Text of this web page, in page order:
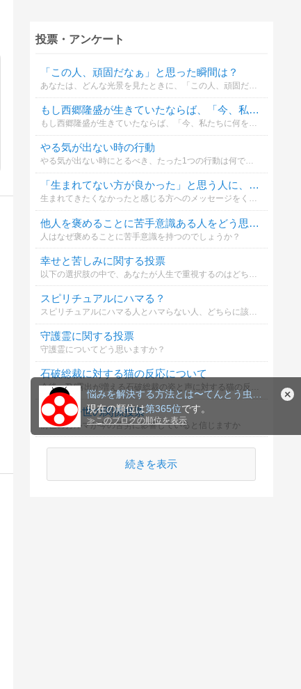
悩みを解決する方法とは〜てんとう虫のささやき〜
現在の順位は第365位です。
≫ このブログの順位を表示
投票・アンケート
「この人、頑固だなぁ」と思った瞬間は？
あなたは、どんな光景を見たときに、「この人、頑固だなぁ」と思いますか？
もし西郷隆盛が生きていたならば、「今、私たちに何を伝えたいこと」は何だと思いますか？
もし西郷隆盛が生きていたならば、「今、私たちに何を伝えたいこと」は何だと思いますか？投票してください。
やる気が出ない時の行動
やる気が出ない時にとるべき、たった1つの行動は何でしょうか？
「生まれてない方が良かった」と思う人に、あなたが言いたいことは？
生まれてきたくなかったと感じる方へのメッセージをください。
他人を褒めることに苦手意識ある人をどう思いますか？
人はなぜ褒めることに苦手意識を持つのでしょうか？
幸せと苦しみに関する投票
以下の選択肢の中で、あなたが人生で重視するのはどちらでしょうか？
スピリチュアルにハマる？
スピリチュアルにハマる人とハマらない人、どちらに該当しますか？
守護霊に関する投票
守護霊についてどう思いますか？
石破総裁に対する猫の反応について
今後、TV露出が増える石破総裁の姿と声に対する猫の反応について
前世と今世の関係投票
前世のカルマが今の苦労に影響していると信じますか
続きを表示